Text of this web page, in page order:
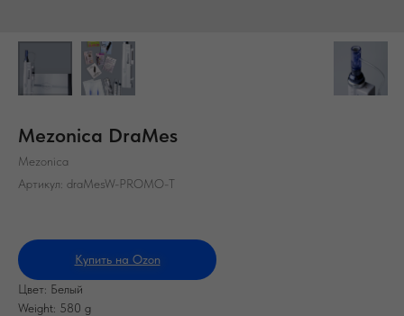
Mezonica DraMes
Mezonica
Артикул: draMesW-PROMO-T
Купить на Ozon
Цвет: Белый
Weight: 580 g